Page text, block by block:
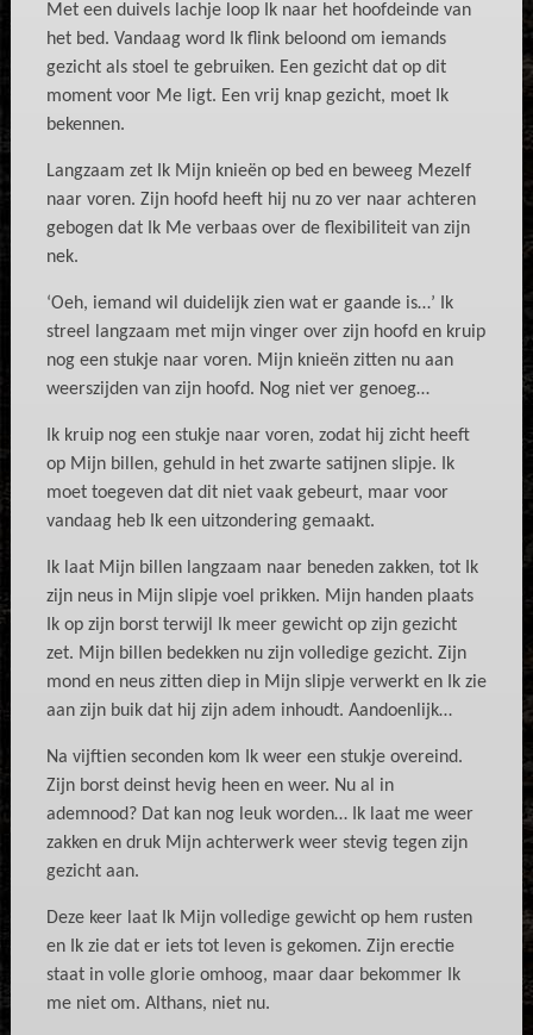
Met een duivels lachje loop Ik naar het hoofdeinde van
het bed. Vandaag word Ik flink beloond om iemands
gezicht als stoel te gebruiken. Een gezicht dat op dit
moment voor Me ligt. Een vrij knap gezicht, moet Ik
bekennen.
Langzaam zet Ik Mijn knieën op bed en beweeg Mezelf
naar voren. Zijn hoofd heeft hij nu zo ver naar achteren
gebogen dat Ik Me verbaas over de flexibiliteit van zijn
nek.
‘Oeh, iemand wil duidelijk zien wat er gaande is…’ Ik
streel langzaam met mijn vinger over zijn hoofd en kruip
nog een stukje naar voren. Mijn knieën zitten nu aan
weerszijden van zijn hoofd. Nog niet ver genoeg…
Ik kruip nog een stukje naar voren, zodat hij zicht heeft
op Mijn billen, gehuld in het zwarte satijnen slipje. Ik
moet toegeven dat dit niet vaak gebeurt, maar voor
vandaag heb Ik een uitzondering gemaakt.
Ik laat Mijn billen langzaam naar beneden zakken, tot Ik
zijn neus in Mijn slipje voel prikken. Mijn handen plaats
Ik op zijn borst terwijl Ik meer gewicht op zijn gezicht
zet. Mijn billen bedekken nu zijn volledige gezicht. Zijn
mond en neus zitten diep in Mijn slipje verwerkt en Ik zie
aan zijn buik dat hij zijn adem inhoudt. Aandoenlijk…
Na vijftien seconden kom Ik weer een stukje overeind.
Zijn borst deinst hevig heen en weer. Nu al in
ademnood? Dat kan nog leuk worden… Ik laat me weer
zakken en druk Mijn achterwerk weer stevig tegen zijn
gezicht aan.
Deze keer laat Ik Mijn volledige gewicht op hem rusten
en Ik zie dat er iets tot leven is gekomen. Zijn erectie
staat in volle glorie omhoog, maar daar bekommer Ik
me niet om. Althans, niet nu.